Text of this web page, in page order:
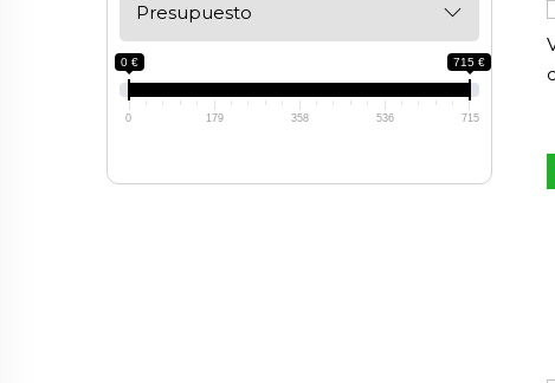
Presupuesto
0 € 715 €
0 179 358 536 715